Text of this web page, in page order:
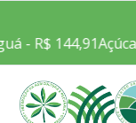
- R$ 144,91